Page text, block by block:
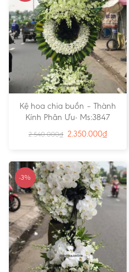
Kệ hoa chia buồn – Thành
Kính Phân Ưu- Ms:3847
2.540.000₫ 2.350.000₫
-3%